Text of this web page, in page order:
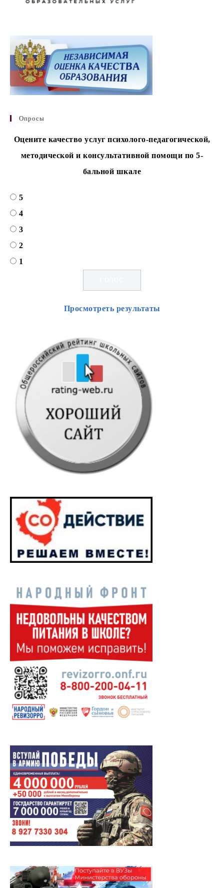
Опросы
Оцените качество услуг психолого-педагогической,
методической и консультативной помощи по 5-
бальной шкале
5
4
3
2
1
Просмотреть результаты